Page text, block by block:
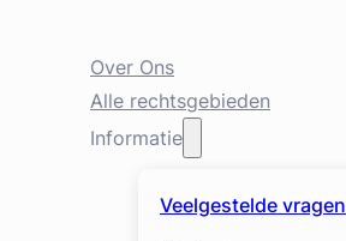
Over Ons
Alle rechtsgebieden
Informatie
Veelgestelde vragen